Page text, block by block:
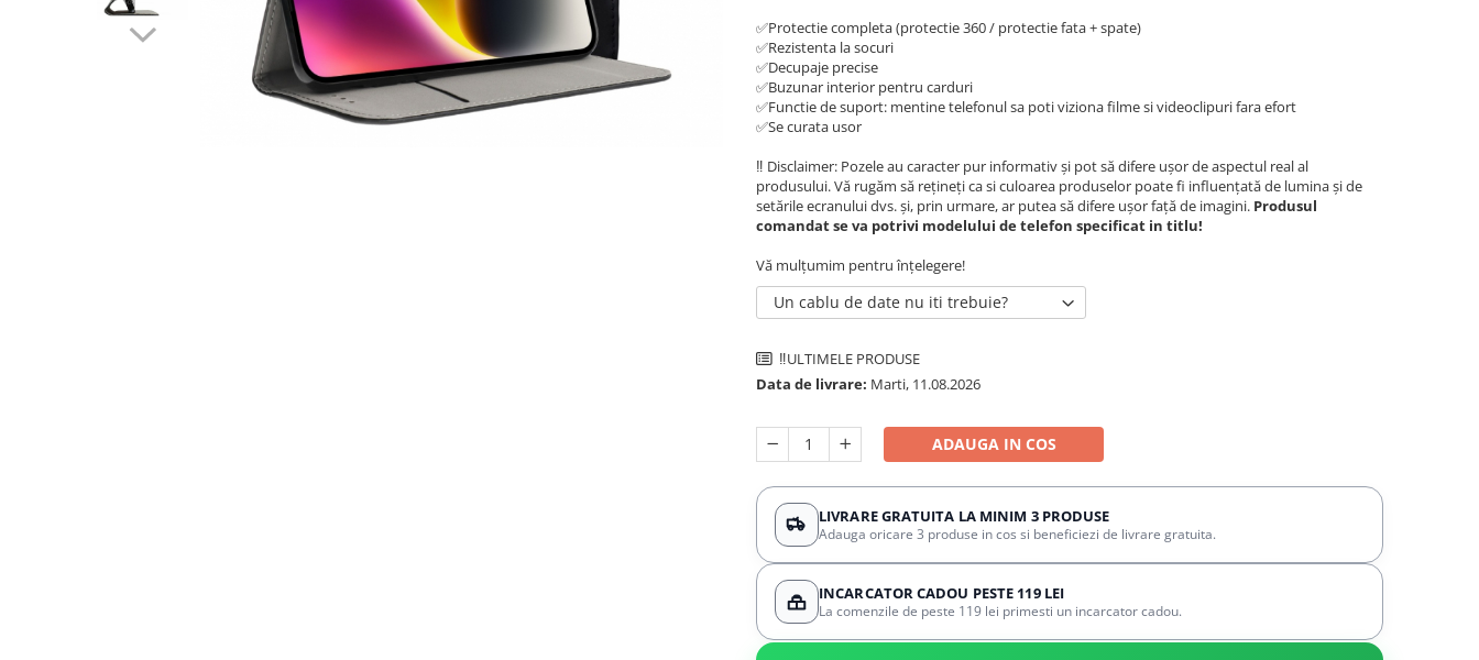
✅Protectie completa (protectie 360 / protectie fata + spate)
✅Rezistenta la socuri
✅Decupaje precise
✅Buzunar interior pentru carduri
✅Functie de suport: mentine telefonul sa poti viziona filme si videoclipuri fara efort
✅Se curata usor
‼️ Disclaimer: Pozele au caracter pur informativ și pot să difere ușor de aspectul real al
produsului. Vă rugăm să rețineți ca si culoarea produselor poate fi influențată de lumina și de
setările ecranului dvs. și, prin urmare, ar putea să difere ușor față de imagini. Produsul
comandat se va potrivi modelului de telefon specificat in titlu!
Vă mulțumim pentru înțelegere!
Un cablu de date nu iti trebuie?
‼️ULTIMELE PRODUSE
Data de livrare: Marti, 11.08.2026
ADAUGA IN COS
LIVRARE GRATUITA LA MINIM 3 PRODUSE
Adauga oricare 3 produse in cos si beneficiezi de livrare gratuita.
INCARCATOR CADOU PESTE 119 LEI
La comenzile de peste 119 lei primesti un incarcator cadou.